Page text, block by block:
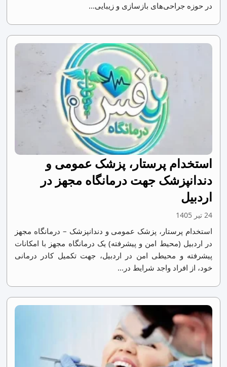
در حوزه جراحی‌های بازسازی و زیبایی...
استخدام پرستار، پزشک عمومی و
دندانپزشک جهت درمانگاه مجهز در
اردبیل
24 تیر 1405
استخدام پرستار، پزشک عمومی و دندانپزشک – درمانگاه مجهز
در اردبیل (محیط امن و پیشرفته) یک درمانگاه مجهز با امکانات
پیشرفته و محیطی امن در اردبیل، جهت تکمیل کادر درمانی
خود، از افراد واجد شرایط در...